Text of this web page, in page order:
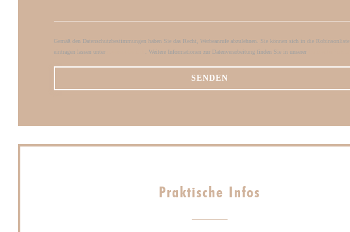
Gemäß den Datenschutzbestimmungen haben Sie das Recht, Werbeanrufe abzulehnen. Sie können sich in die Robinsonliste
eintragen lassen unter
. Weitere Informationen zur Datenverarbeitung finden Sie in unserer
Praktische Infos